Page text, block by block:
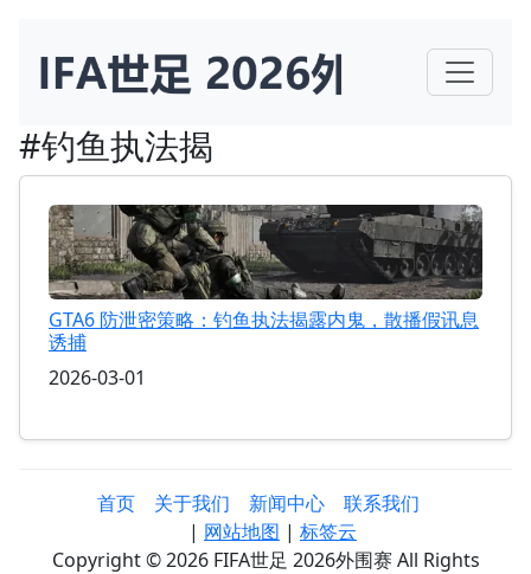
#钓鱼执法揭
GTA6 防泄密策略：钓鱼执法揭露内鬼，散播假讯息
诱捕
2026-03-01
首页 关于我们 新闻中心
联系我们
| 网站地图 | 标签云
Copyright © 2026 FIFA世足 2026外围赛 All Rights